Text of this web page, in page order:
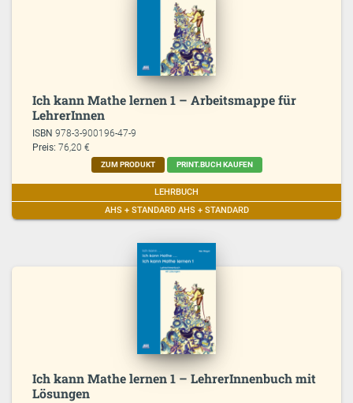
Ich kann Mathe lernen 1 – Arbeitsmappe für
LehrerInnen
ISBN978-3-900196-47-9
Preis: 76,20 €
ZUM PRODUKT PRINT.BUCH KAUFEN
LEHRBUCH
AHS + STANDARD AHS + STANDARD
Ich kann Mathe lernen 1 – LehrerInnenbuch mit
Lösungen